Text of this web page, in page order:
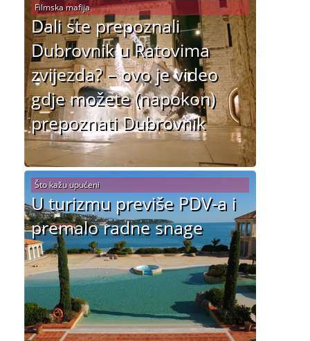
Dali ste prepoznali
Dubrovnik u Ratovima
zvijezda? – ovo je video
gdje možete (napokon)
prepoznati Dubrovnik
Filmska mafija
U turizmu previše PDV-a i
premalo radne snage
Što kažu upućeni